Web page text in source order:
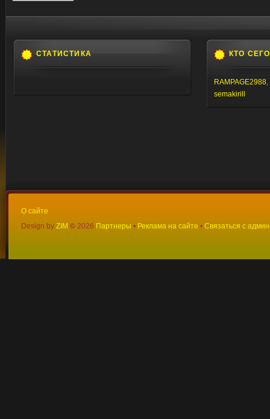
СТАТИСТИКА КТО
RAMPAGE2988,
semakirill
О сайте
Design by ZIM © 2026 Партнеры • Реклама на сайте • Связаться с